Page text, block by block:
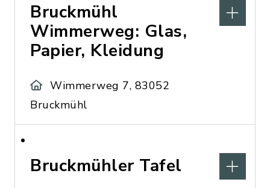
Bruckmühl
Wimmerweg: Glas,
Papier, Kleidung
Wimmerweg 7, 83052
Bruckmühl
Bruckmühler Tafel